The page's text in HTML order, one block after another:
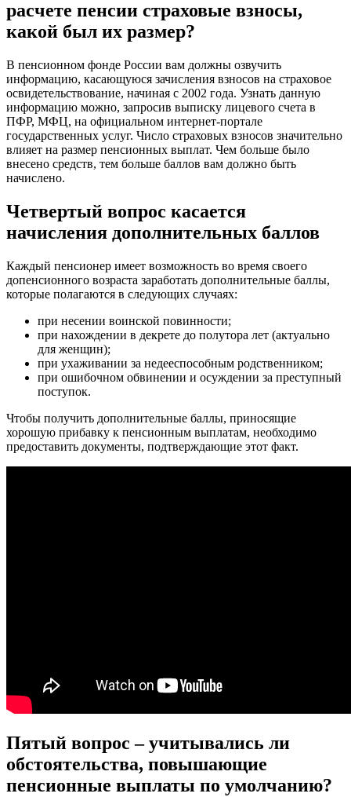
расчете пенсии страховые взносы,
какой был их размер?
В пенсионном фонде России вам должны озвучить
информацию, касающуюся зачисления взносов на страховое
освидетельствование, начиная с 2002 года. Узнать данную
информацию можно, запросив выписку лицевого счета в
ПФР, МФЦ, на официальном интернет-портале
государственных услуг. Число страховых взносов значительно
влияет на размер пенсионных выплат. Чем больше было
внесено средств, тем больше баллов вам должно быть
начислено.
Четвертый вопрос касается
начисления дополнительных баллов
Каждый пенсионер имеет возможность во время своего
допенсионного возраста заработать дополнительные баллы,
которые полагаются в следующих случаях:
при несении воинской повинности;
при нахождении в декрете до полутора лет (актуально
для женщин);
при ухаживании за недееспособным родственником;
при ошибочном обвинении и осуждении за преступный
поступок.
Чтобы получить дополнительные баллы, приносящие
хорошую прибавку к пенсионным выплатам, необходимо
предоставить документы, подтверждающие этот факт.
Пятый вопрос – учитывались ли
обстоятельства, повышающие
пенсионные выплаты по умолчанию?